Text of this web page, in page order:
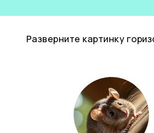
Разверните картинку